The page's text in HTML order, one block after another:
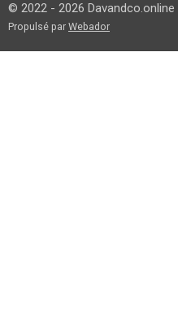
© 2022 - 2026 Davandco.online
Propulsé par Webador